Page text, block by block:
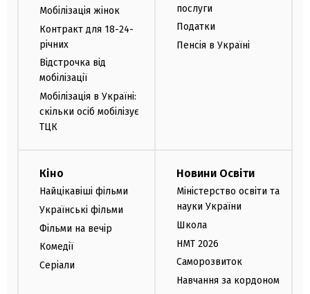
Мобілізація жінок
Контракт для 18-24-
річних
Відстрочка від
мобілізації
Мобілізація в Україні:
скільки осіб мобілізує
ТЦК
послуги
Податки
Пенсія в Україні
Кіно
Найцікавіші фільми
Українські фільми
Фільми на вечір
Комедії
Серіали
Новини Освіти
Міністерство освіти та
науки України
Школа
НМТ 2026
Саморозвиток
Навчання за кордоном